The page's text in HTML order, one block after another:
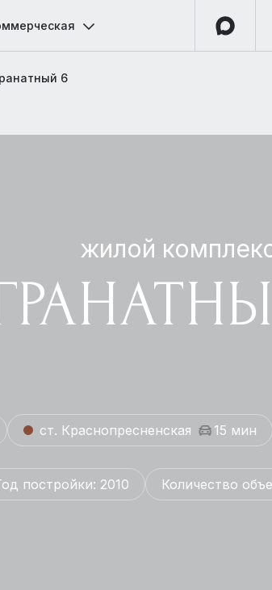
6
жилой
ст. Краснопресненская 15 мин
постройки: 2010 Количество